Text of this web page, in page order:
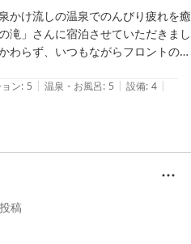
かけ流しの温泉でのんびり疲れを癒
滝」さんに宿泊させていただきまし
わらず、いつもながらフロントの方
な宿です。
あり、暖房や冷房も効かせてくれ
らすぐに寛げるように準備をしてく
ほんとにお宿のファンになっちゃ
くとこの温泉の泉質が勝浦で一番素
浴槽が二つあり、行ったり来たりす
浴槽もとても丁寧に掃除されてお
ン: 5 | 温泉・お風呂: 5 | 設備: 4 |
投稿